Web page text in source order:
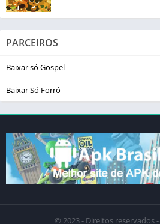
PARCEIROS
Baixar só Gospel
Baixar Só Forró
© 2023 - Direitos reservados -